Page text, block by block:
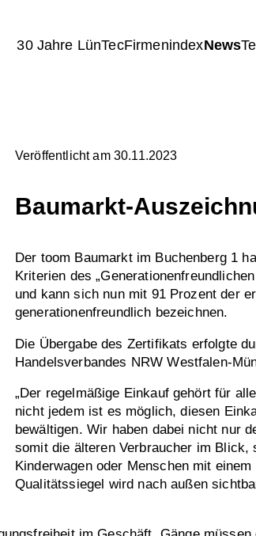
30 Jahre LünTecFirmenindexNews
Veröffentlicht am 30.11.2023
Baumarkt-
Der toom Baumarkt im Buchenberg 1
Kriterien des
und kann sich nun mit 91 Prozent der
generationenfreundlich bezeichnen.
Die Übergabe des Zertifikats erfolgte
Handelsverbandes NRW Westfalen-
„Der regelmäßige Einkauf gehört für
nicht jedem ist es möglich, diesen
bewältigen. Wir haben dabei nicht nur
somit die älteren Verbraucher im Blick,
Kinderwagen oder Menschen mit
Qualitätssiegel wird nach außen